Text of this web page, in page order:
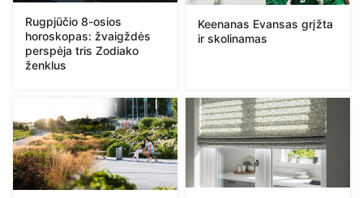
Rugpjūčio 8-osios
horoskopas: žvaigždės
perspėja tris Zodiako
ženklus
Keenanas Evansas grįžta
ir skolinamas